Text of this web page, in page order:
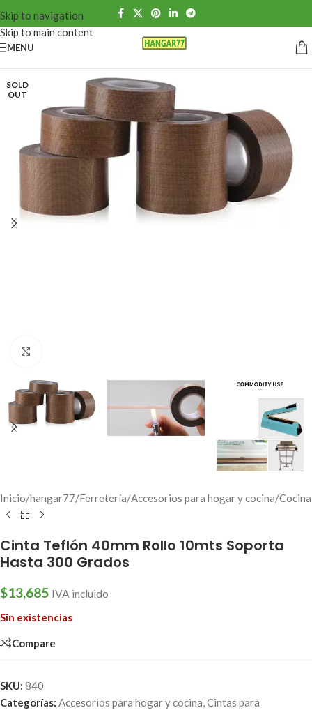
Skip to navigation
Skip to main content
MENU
SOLD
OUT
Inicio/hangar77/Ferretería/Accesorios para hogar y cocina/Cocina
Cinta Teflón 40mm Rollo 10mts Soporta
Hasta 300 Grados
$13,685 IVA incluido
Sin existencias
Compare
SKU: 840
Categorías: Accesorios para hogar y cocina,Cintas para